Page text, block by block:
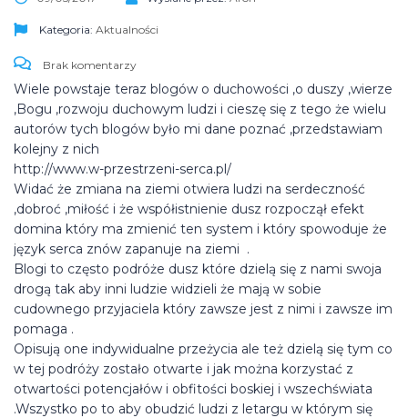
Kategoria: Aktualności
Brak komentarzy
Wiele powstaje teraz blogów o duchowości ,o duszy ,wierze
,Bogu ,rozwoju duchowym ludzi i cieszę się z tego że wielu
autorów tych blogów było mi dane poznać ,przedstawiam
kolejny z nich
http://www.w-przestrzeni-serca.pl/
Widać że zmiana na ziemi otwiera ludzi na serdeczność
,dobroć ,miłość i że współistnienie dusz rozpoczął efekt
domina który ma zmienić ten system i który spowoduje że
język serca znów zapanuje na ziemi .
Blogi to często podróże dusz które dzielą się z nami swoja
drogą tak aby inni ludzie widzieli że mają w sobie
cudownego przyjaciela który zawsze jest z nimi i zawsze im
pomaga .
Opisują one indywidualne przeżycia ale też dzielą się tym co
w tej podróży zostało otwarte i jak można korzystać z
otwartości potencjałów i obfitości boskiej i wszechświata
.Wszystko po to aby obudzić ludzi z letargu w którym się